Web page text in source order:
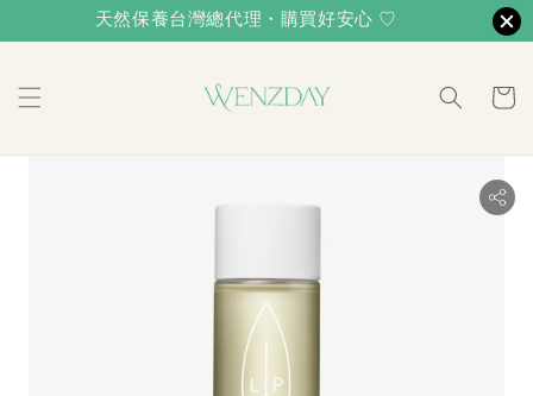
天然保養台灣總代理・購買好安心 ♡